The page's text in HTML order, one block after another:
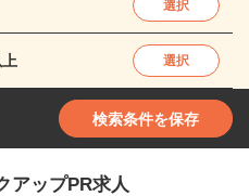
選択
選択
検索条件を保存
アップPR求人